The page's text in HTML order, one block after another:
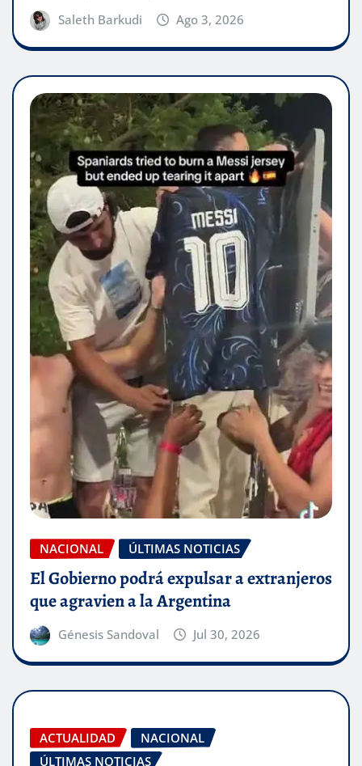
Saleth Barkudi Ago 3, 2026
NACIONAL ÚLTIMAS NOTICIAS
El Gobierno podrá expulsar a extranjeros
que agravien a la Argentina
Génesis Sandoval Jul 30, 2026
ACTUALIDAD
NACIONAL
ÚLTIMAS NOTICIAS